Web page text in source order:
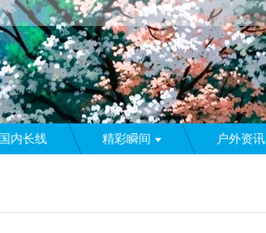
国内长线 精彩瞬间 户外资讯